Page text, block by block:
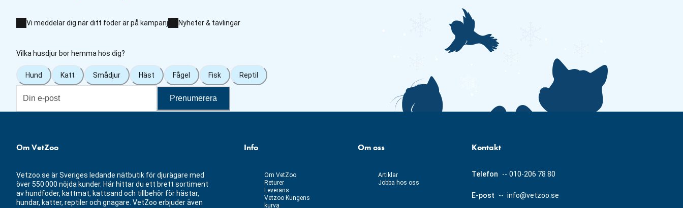
Vi meddelar dig när ditt foder är på kampanj Nyheter & tävlingar
Vilka husdjur bor hemma hos dig?
Hund Katt Smådjur Häst Fågel Fisk Reptil
Prenumerera
Om VetZoo
Vetzoo.se är Sveriges ledande nätbutik för djurägare med
över 550 000 nöjda kunder. Här hittar du ett brett sortiment
av hundfoder, kattmat, kattsand och tillbehör för hästar,
hundar, katter, reptiler och gnagare. VetZoo erbjuder även
Info
Om VetZoo
Returer
Leverans
Vetzoo Kungens
kurva
Om oss
Artiklar
Jobba hos oss
Kontakt
Telefon -- 010-206 78 80
E-post -- info@vetzoo.se